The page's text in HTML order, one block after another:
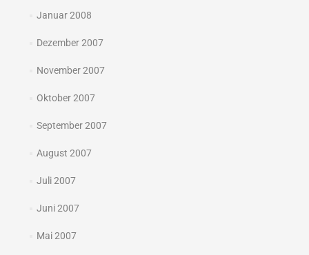
Januar 2008
Dezember 2007
November 2007
Oktober 2007
September 2007
August 2007
Juli 2007
Juni 2007
Mai 2007